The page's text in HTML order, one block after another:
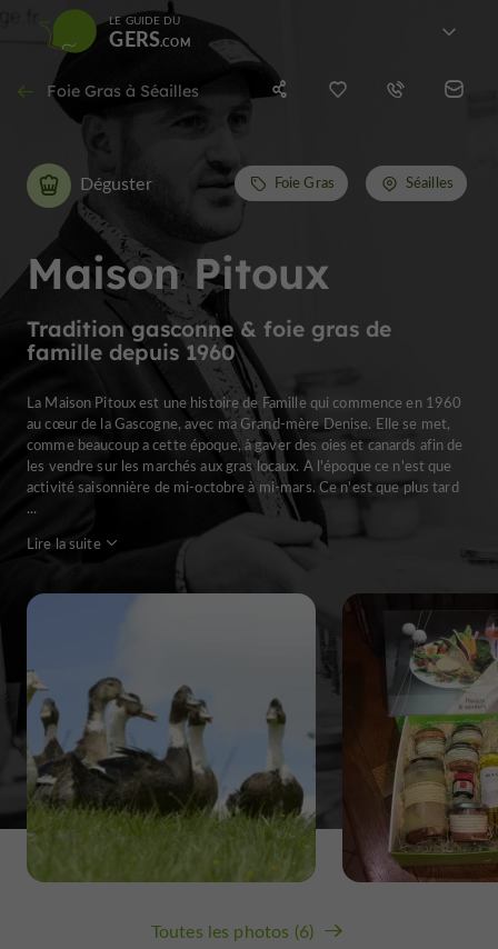
LE GUIDE DU
GERS
Foie Gras à Séailles
Maison Pitoux
Tradition gasconne & foie gras de
famille depuis 1960
Déguster Foie Gras Séailles
La Maison Pitoux est une histoire de Famille qui commence en 1960
au cœur de la Gascogne, avec ma Grand-mère Denise. Elle se met,
comme beaucoup a cette époque, à gaver des oies et canards afin de
les vendre sur les marchés aux gras locaux. A l'époque ce n'est que
activité saisonnière de mi-octobre à mi-mars. Ce n'est que plus tard
...
Lire la suite
Toutes les photos (6)